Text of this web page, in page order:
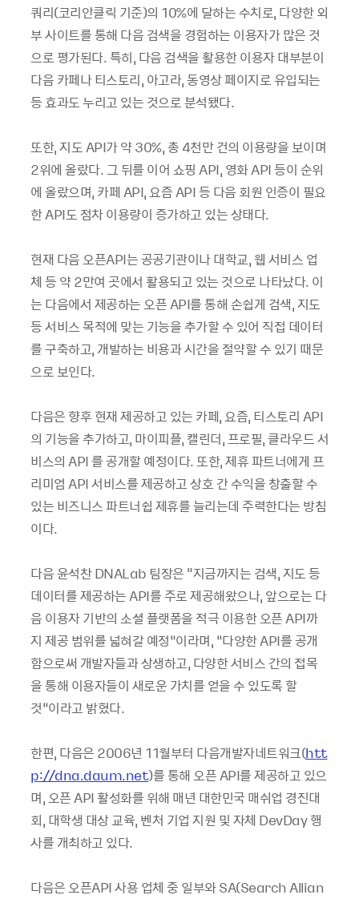
쿼리(코리안클릭 기준)의 10%에 달하는 수치로, 다양한 외
부 사이트를 통해 다음 검색을 경험하는 이용자가 많은 것
으로 평가된다. 특히, 다음 검색을 활용한 이용자 대부분이
다음 카페나 티스토리, 아고라, 동영상 페이지로 유입되는
등 효과도 누리고 있는 것으로 분석됐다.
또한, 지도 API가 약 30%, 총 4천만 건의 이용량을 보이며
2위에 올랐다. 그 뒤를 이어 쇼핑 API, 영화 API 등이 순위
에 올랐으며, 카페 API, 요즘 API 등 다음 회원 인증이 필요
한 API도 점차 이용량이 증가하고 있는 상태다.
현재 다음 오픈API는 공공기관이나 대학교, 웹 서비스 업
체 등 약 2만여 곳에서 활용되고 있는 것으로 나타났다. 이
는 다음에서 제공하는 오픈 API를 통해 손쉽게 검색, 지도
등 서비스 목적에 맞는 기능을 추가할 수 있어 직접 데이터
를 구축하고, 개발하는 비용과 시간을 절약할 수 있기 때문
으로 보인다.
다음은 향후 현재 제공하고 있는 카페, 요즘, 티스토리 API
의 기능을 추가하고, 마이피플, 캘린더, 프로필, 클라우드 서
비스의 API 를 공개할 예정이다. 또한, 제휴 파트너에게 프
리미엄 API 서비스를 제공하고 상호 간 수익을 창출할 수
있는 비즈니스 파트너쉽 제휴를 늘리는데 주력한다는 방침
이다.
다음 윤석찬 DNALab 팀장은 "지금까지는 검색, 지도 등
데이터를 제공하는 API를 주로 제공해왔으나, 앞으로는 다
음 이용자 기반의 소셜 플랫폼을 적극 이용한 오픈 API까
지 제공 범위를 넓혀갈 예정”이라며, “다양한 API를 공개
함으로써 개발자들과 상생하고, 다양한 서비스 간의 접목
을 통해 이용자들이 새로운 가치를 얻을 수 있도록 할
것”이라고 밝혔다.
한편, 다음은 2006년 11월부터 다음개발자네트워크(htt
p://dna.daum.net)를 통해 오픈 API를 제공하고 있으
며, 오픈 API 활성화를 위해 매년 대한민국 매쉬업 경진대
회, 대학생 대상 교육, 벤처 기업 지원 및 자체 DevDay 행
사를 개최하고 있다.
다음은 오픈API 사용 업체 중 일부와 SA(Search Allian